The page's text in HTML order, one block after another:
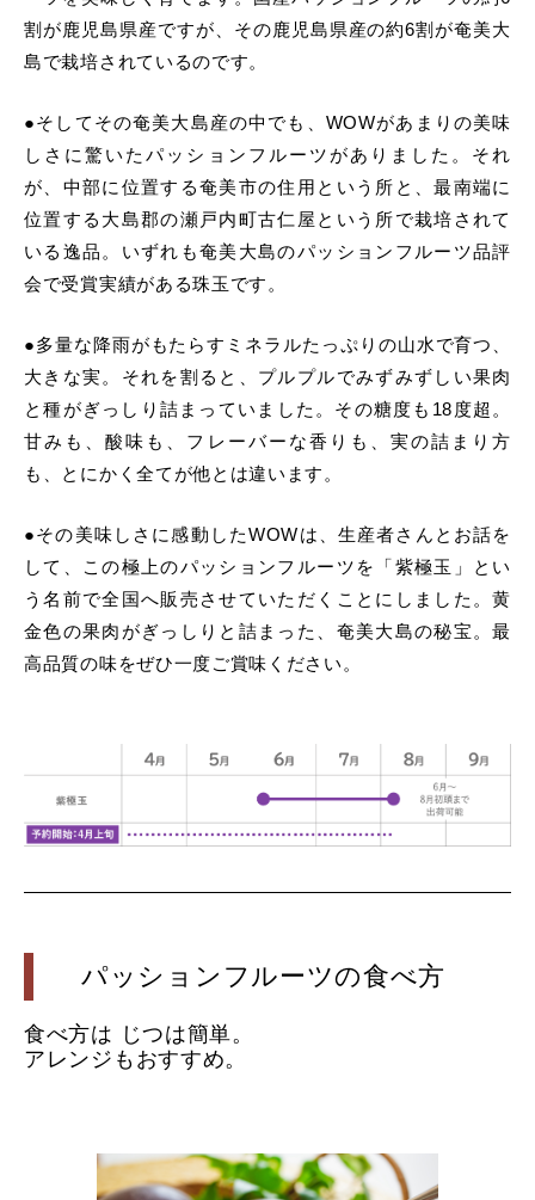
割が鹿児島県産ですが、その鹿児島県産の約6割が奄美大
島で栽培されているのです。
●そしてその奄美大島産の中でも、WOWがあまりの美味
しさに驚いたパッションフルーツがありました。それ
が、中部に位置する奄美市の住用という所と、最南端に
位置する大島郡の瀬戸内町古仁屋という所で栽培されて
いる逸品。いずれも奄美大島のパッションフルーツ品評
会で受賞実績がある珠玉です。
●多量な降雨がもたらすミネラルたっぷりの山水で育つ、
大きな実。それを割ると、プルプルでみずみずしい果肉
と種がぎっしり詰まっていました。その糖度も18度超。
甘みも、酸味も、フレーバーな香りも、実の詰まり方
も、とにかく全てが他とは違います。
●その美味しさに感動したWOWは、生産者さんとお話を
して、この極上のパッションフルーツを「紫極玉」とい
う名前で全国へ販売させていただくことにしました。黄
金色の果肉がぎっしりと詰まった、奄美大島の秘宝。最
高品質の味をぜひ一度ご賞味ください。
パッションフルーツの食べ方
食べ方は じつは簡単。
アレンジもおすすめ。